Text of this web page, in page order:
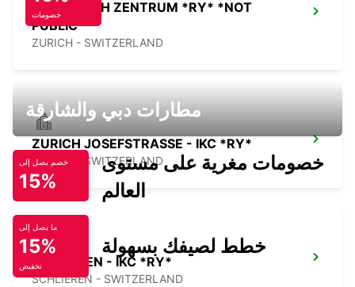
ZURICH ETH ZENTRUM *RY* *NOT
PUBLIC
ZURICH - SWITZERLAND
ZURICH JOSEFSTRASSE - IKC *RY*
ZURICH - SWITZERLAND
SCHLIEREN - IKC *RY*
SCHLIEREN - SWITZERLAND
خصومات
مطارات دبي والشارقة
خصم يصل إلى
15%
خصومات مغرية على مستوى
العالم
ما يصل إلى
15%
تخفيض
خطط لصيفك بسهولة